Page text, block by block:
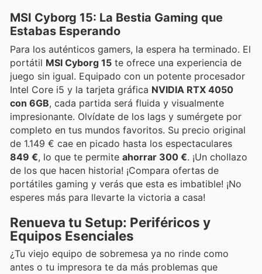
MSI Cyborg 15: La Bestia Gaming que
Estabas Esperando
Para los auténticos gamers, la espera ha terminado. El
portátil MSI Cyborg 15 te ofrece una experiencia de
juego sin igual. Equipado con un potente procesador
Intel Core i5 y la tarjeta gráfica NVIDIA RTX 4050
con 6GB, cada partida será fluida y visualmente
impresionante. Olvídate de los lags y sumérgete por
completo en tus mundos favoritos. Su precio original
de 1.149 € cae en picado hasta los espectaculares
849 €, lo que te permite ahorrar 300 €. ¡Un chollazo
de los que hacen historia! ¡Compara ofertas de
portátiles gaming y verás que esta es imbatible! ¡No
esperes más para llevarte la victoria a casa!
Renueva tu Setup: Periféricos y
Equipos Esenciales
¿Tu viejo equipo de sobremesa ya no rinde como
antes o tu impresora te da más problemas que